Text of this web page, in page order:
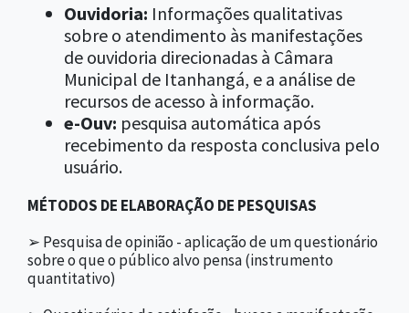
Ouvidoria: Informações qualitativas
sobre o atendimento às manifestações
de ouvidoria direcionadas à Câmara
Municipal de Itanhangá, e a análise de
recursos de acesso à informação.
e-Ouv: pesquisa automática após
recebimento da resposta conclusiva pelo
usuário.
MÉTODOS DE ELABORAÇÃO DE PESQUISAS
➢ Pesquisa de opinião - aplicação de um questionário
sobre o que o público alvo pensa (instrumento
quantitativo)